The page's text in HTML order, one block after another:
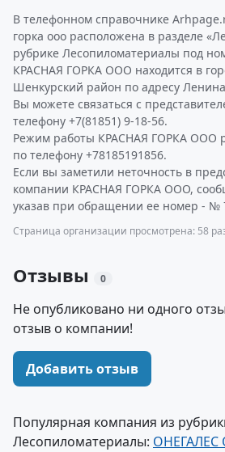
В телефонном справочнике
горка ооо расположена в разделе
рубрике Лесопиломатериалы под
КРАСНАЯ ГОРКА ООО находится в
Шенкурский район по адресу
Вы можете связаться с
телефону +7(81851) 9-18-56.
Режим работы КРАСНАЯ ГОРКА ООО
по телефону +78185191856.
Если вы заметили неточность в
компании КРАСНАЯ ГОРКА ООО,
указав при обращении ее номер - №
Страница организации просмотрена: 58
Отзывы 0
Не опубликовано ни одного
отзыв о компании!
Добавить отзыв
Популярная компания из
Лесопиломатериалы: ОНЕГАЛЕС